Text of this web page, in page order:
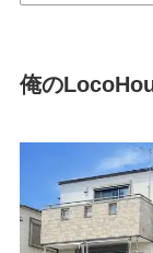
俺の